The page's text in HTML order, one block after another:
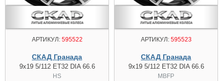
АРТИКУЛ:595522
СКАД Гранада
9x19 5/112 ET32 DIA 66.6
HS
АРТИКУЛ:595523
СКАД Гранада
9x19 5/112 ET32 DIA 66.6
MBFP